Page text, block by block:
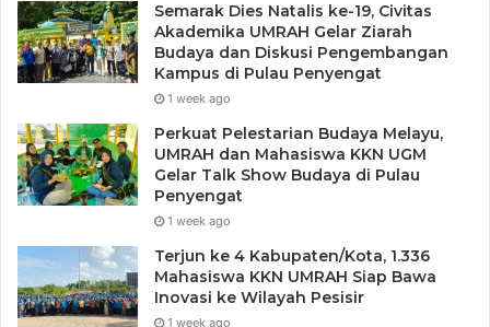
Semarak Dies Natalis ke-19, Civitas
Akademika UMRAH Gelar Ziarah
Budaya dan Diskusi Pengembangan
Kampus di Pulau Penyengat
1 week ago
Perkuat Pelestarian Budaya Melayu,
UMRAH dan Mahasiswa KKN UGM
Gelar Talk Show Budaya di Pulau
Penyengat
1 week ago
Terjun ke 4 Kabupaten/Kota, 1.336
Mahasiswa KKN UMRAH Siap Bawa
Inovasi ke Wilayah Pesisir
1 week ago